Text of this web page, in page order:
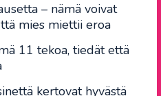
– nämä voivat
mies miettii eroa
11 tekoa, tiedät että
kertovat hyvästä